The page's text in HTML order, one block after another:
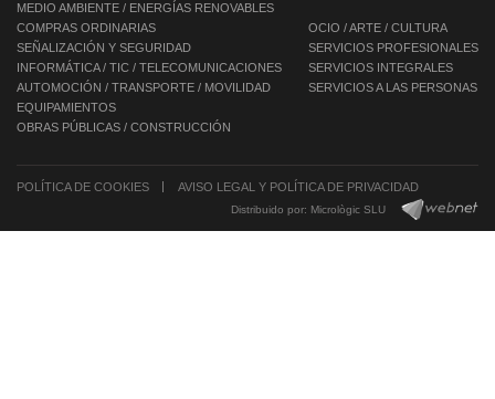
MEDIO AMBIENTE / ENERGÍAS RENOVABLES
COMPRAS ORDINARIAS
SEÑALIZACIÓN Y SEGURIDAD
INFORMÁTICA / TIC / TELECOMUNICACIONES
AUTOMOCIÓN / TRANSPORTE / MOVILIDAD
EQUIPAMIENTOS
OBRAS PÚBLICAS / CONSTRUCCIÓN
OCIO / ARTE / CULTURA
SERVICIOS PROFESIONALES
SERVICIOS INTEGRALES
SERVICIOS A LAS PERSONAS
POLÍTICA DE COOKIES AVISO LEGAL Y POLÍTICA DE PRIVACIDAD
Distribuido por: Micrològic SLU